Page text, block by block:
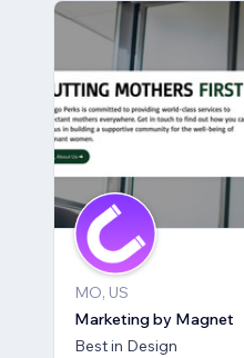
MO, US
Marketing by Magnet
Best in Design